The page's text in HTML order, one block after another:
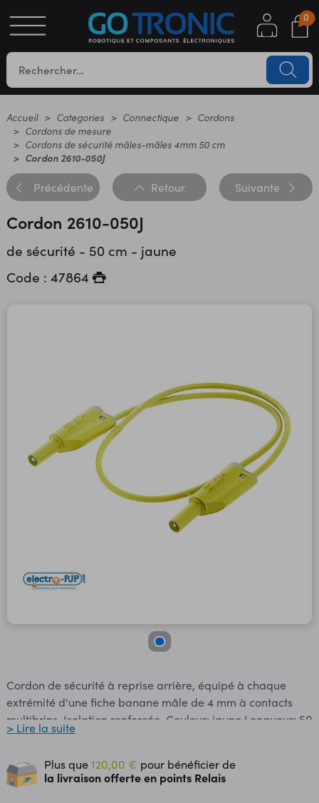
0
Accueil Categories Connectique
Cordons
Cordons de mesure
Cordons de sécurité mâles-mâles 4mm 50 cm
Cordon 2610-050J
Précédente Retour Suivante
Cordon 2610-050J
de sécurité - 50 cm - jaune
Code : 47864
Cordon de sécurité à reprise arrière, équipé à chaque
extrémité d'une fiche banane mâle de 4 mm à contacts
multibrins. Isolation renforcée. Couleur: jaune Longueur: 50
cm Câble souple PVC de 0,75 mm². Intensité maxi: 12 A
> Lire la suite
Plus que120,00 € pour bénéficier de
la livraison offerte en points Relais